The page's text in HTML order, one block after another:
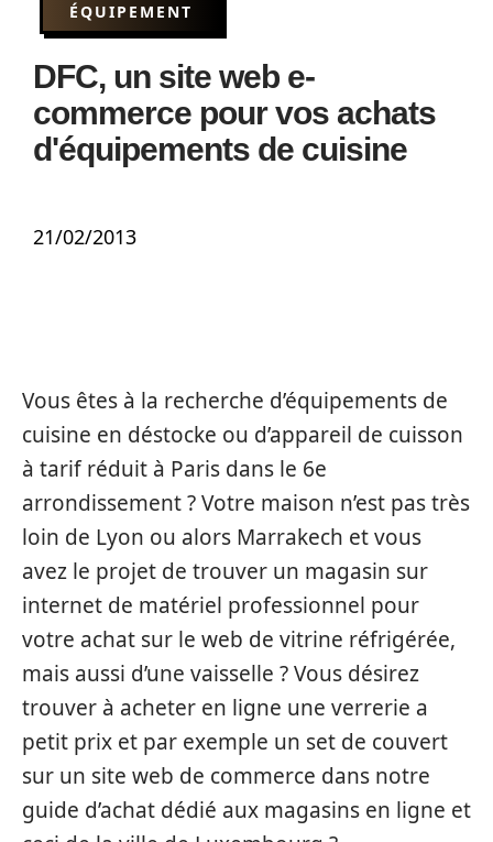
ÉQUIPEMENT
DFC, un site web e-
commerce pour vos achats
d'équipements de cuisine
21/02/2013
Vous êtes à la recherche d’équipements de
cuisine en déstocke ou d’appareil de cuisson
à tarif réduit à Paris dans le 6e
arrondissement ? Votre maison n’est pas très
loin de Lyon ou alors Marrakech et vous
avez le projet de trouver un magasin sur
internet de matériel professionnel pour
votre achat sur le web de vitrine réfrigérée,
mais aussi d’une vaisselle ? Vous désirez
trouver à acheter en ligne une verrerie a
petit prix et par exemple un set de couvert
sur un site web de commerce dans notre
guide d’achat dédié aux magasins en ligne et